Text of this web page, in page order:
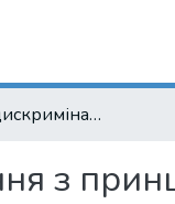
Принцип недискримінації: поняття та співвідношення з принципом рівності
з